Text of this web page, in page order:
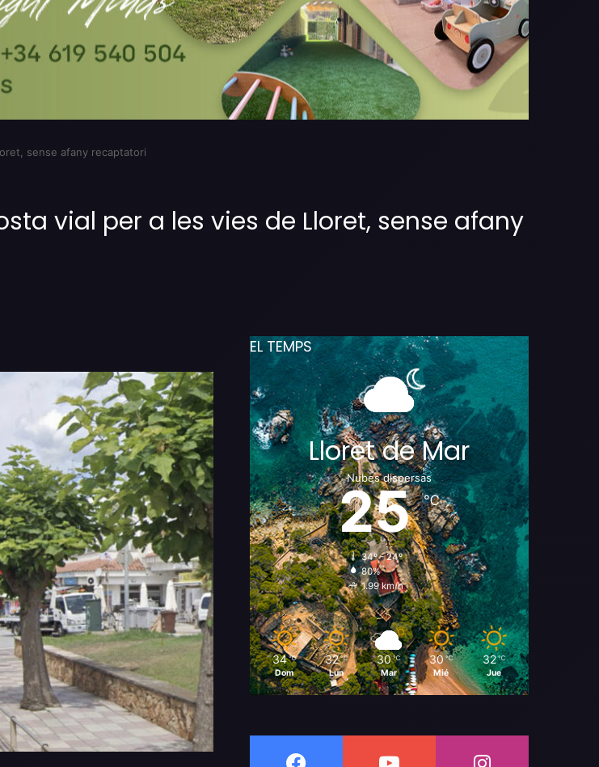
sense afany recaptatori
vial per a les vies de Lloret, sense afany
EL TEMPS
Lloret de Mar
Nubes dispersas
25℃
34º - 24º
80%
1.99 km/h
34 ℃
Dom
32 ℃
Lun
30 ℃
Mar
30 ℃
Mié
32 ℃
Jue